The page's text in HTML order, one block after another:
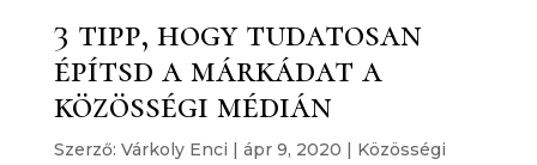
3 tipp, hogy tudatosan
építsd a márkádat a
közösségi médián
Szerző: Várkoly Enci | ápr 9, 2020 | Közösségi